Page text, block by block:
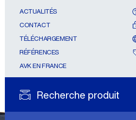
Recherche produit
ACTUALITÉS
CONTACT
TÉLÉCHARGEMENT
RÉFÉRENCES
AVK EN FRANCE